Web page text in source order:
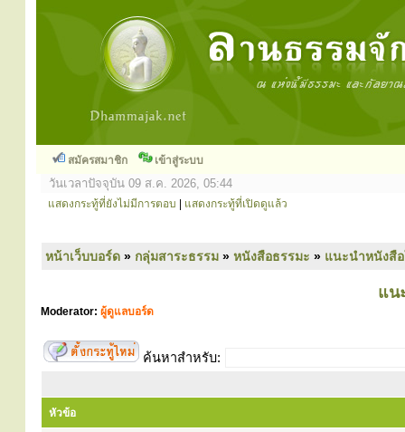
สมัครสมาชิก เข้าสู่ระบบ
วันเวลาปัจจุบัน 09 ส.ค. 2026, 05:44
แสดงกระทู้ที่ยังไม่มีการตอบ แสดงกระทู้ที่เปิดดูแล้ว
หน้าเว็บบอร์ด » กลุ่มสาระธรรม » หนังสือธรรมะ » แนะนำหนังสื
แน
Moderator: ผู้ดูแลบอร์ด
ค้นหาสำหรับ:
หัวข้อ